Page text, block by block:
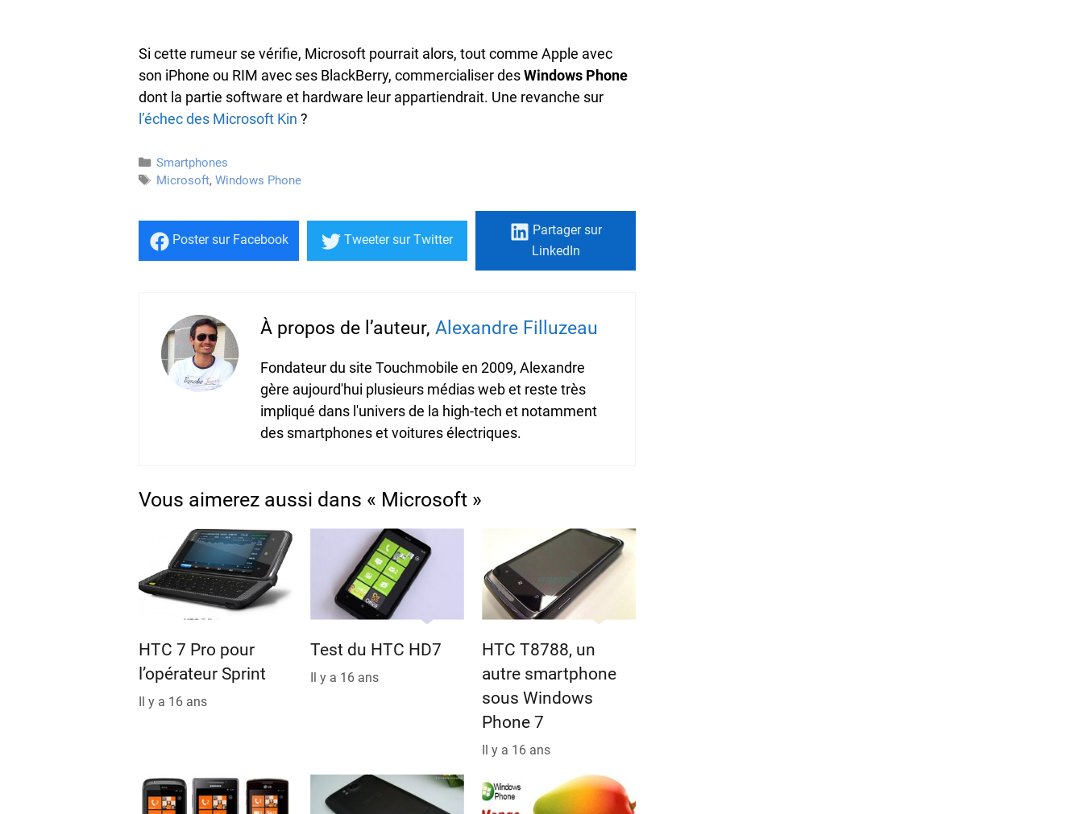
Si cette rumeur se vérifie, Microsoft pourrait alors, tout comme Apple avec
son iPhone ou RIM avec ses BlackBerry, commercialiser desWindows Phone
dont la partie software et hardware leur appartiendrait. Une revanche sur
l’échec des Microsoft Kin ?
Catégories
Smartphones
Étiquettes
Microsoft,Windows Phone
Postersur Facebook Tweetersur Twitter
Partagersur
LinkedIn
À propos de l’auteur, Alexandre Filluzeau
Fondateur du site Touchmobile en 2009, Alexandre
gère aujourd'hui plusieurs médias web et reste très
impliqué dans l'univers de la high-tech et notamment
des smartphones et voitures électriques.
Vous aimerez aussi dans « Microsoft »
HTC 7 Pro pour
l’opérateur Sprint
Il y a 16 ans
Test du HTC HD7
Il y a 16 ans
HTC T8788, un
autre smartphone
sous Windows
Phone 7
Il y a 16 ans